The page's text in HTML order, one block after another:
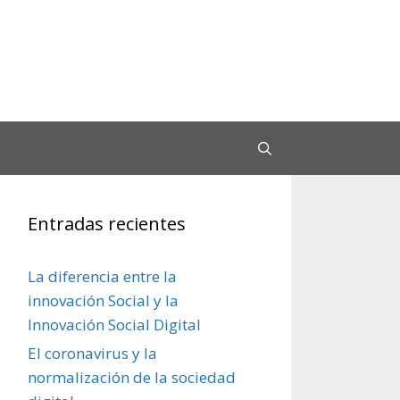
Entradas recientes
La diferencia entre la
innovación Social y la
Innovación Social Digital
El coronavirus y la
normalización de la sociedad